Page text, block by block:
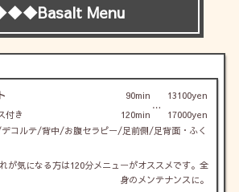
Menu
トバス付き
90min
120min
…
13100yen
17000yen
コルテ/背中/お腹セラピー/足前側/足背面・ふく
が気になる方は120分メニューがオススメです。全
身のメンテナンスに。